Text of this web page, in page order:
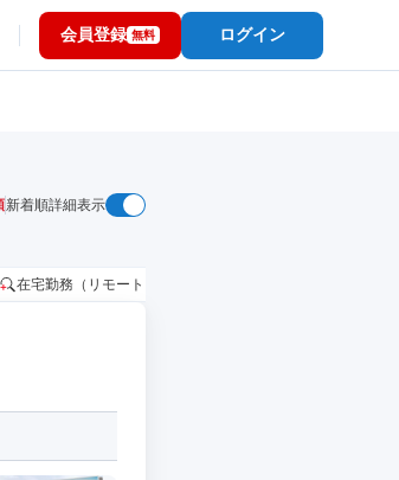
会員登録 無料 ログイン
新着順詳細表示
在宅勤務（リモートワーク）OK